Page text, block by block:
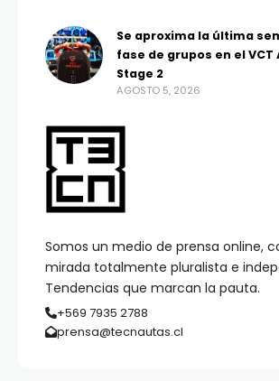
Somos un medio de prensa online,
mirada totalmente pluralista e
Tendencias que marcan la pauta.
+569 7935 2788
prensa@tecnautas.cl
Se aproxima la última
fase de grupos en el VCT
Stage 2
AGOSTO 5, 2026